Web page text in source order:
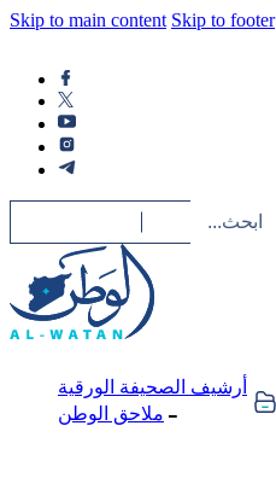
Skip to main content Skip to footer
أرشيف الصحيفة الورقية
ملاحق الوطن